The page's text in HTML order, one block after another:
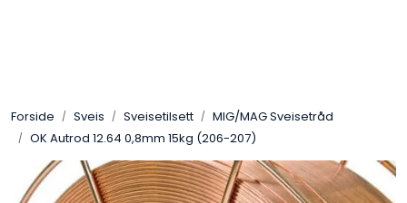
Forside Sveis Sveisetilsett
MIG/MAG Sveisetråd
OK Autrod 12.64 0,8mm 15kg (206-207)
Pakning
Gassutstyr